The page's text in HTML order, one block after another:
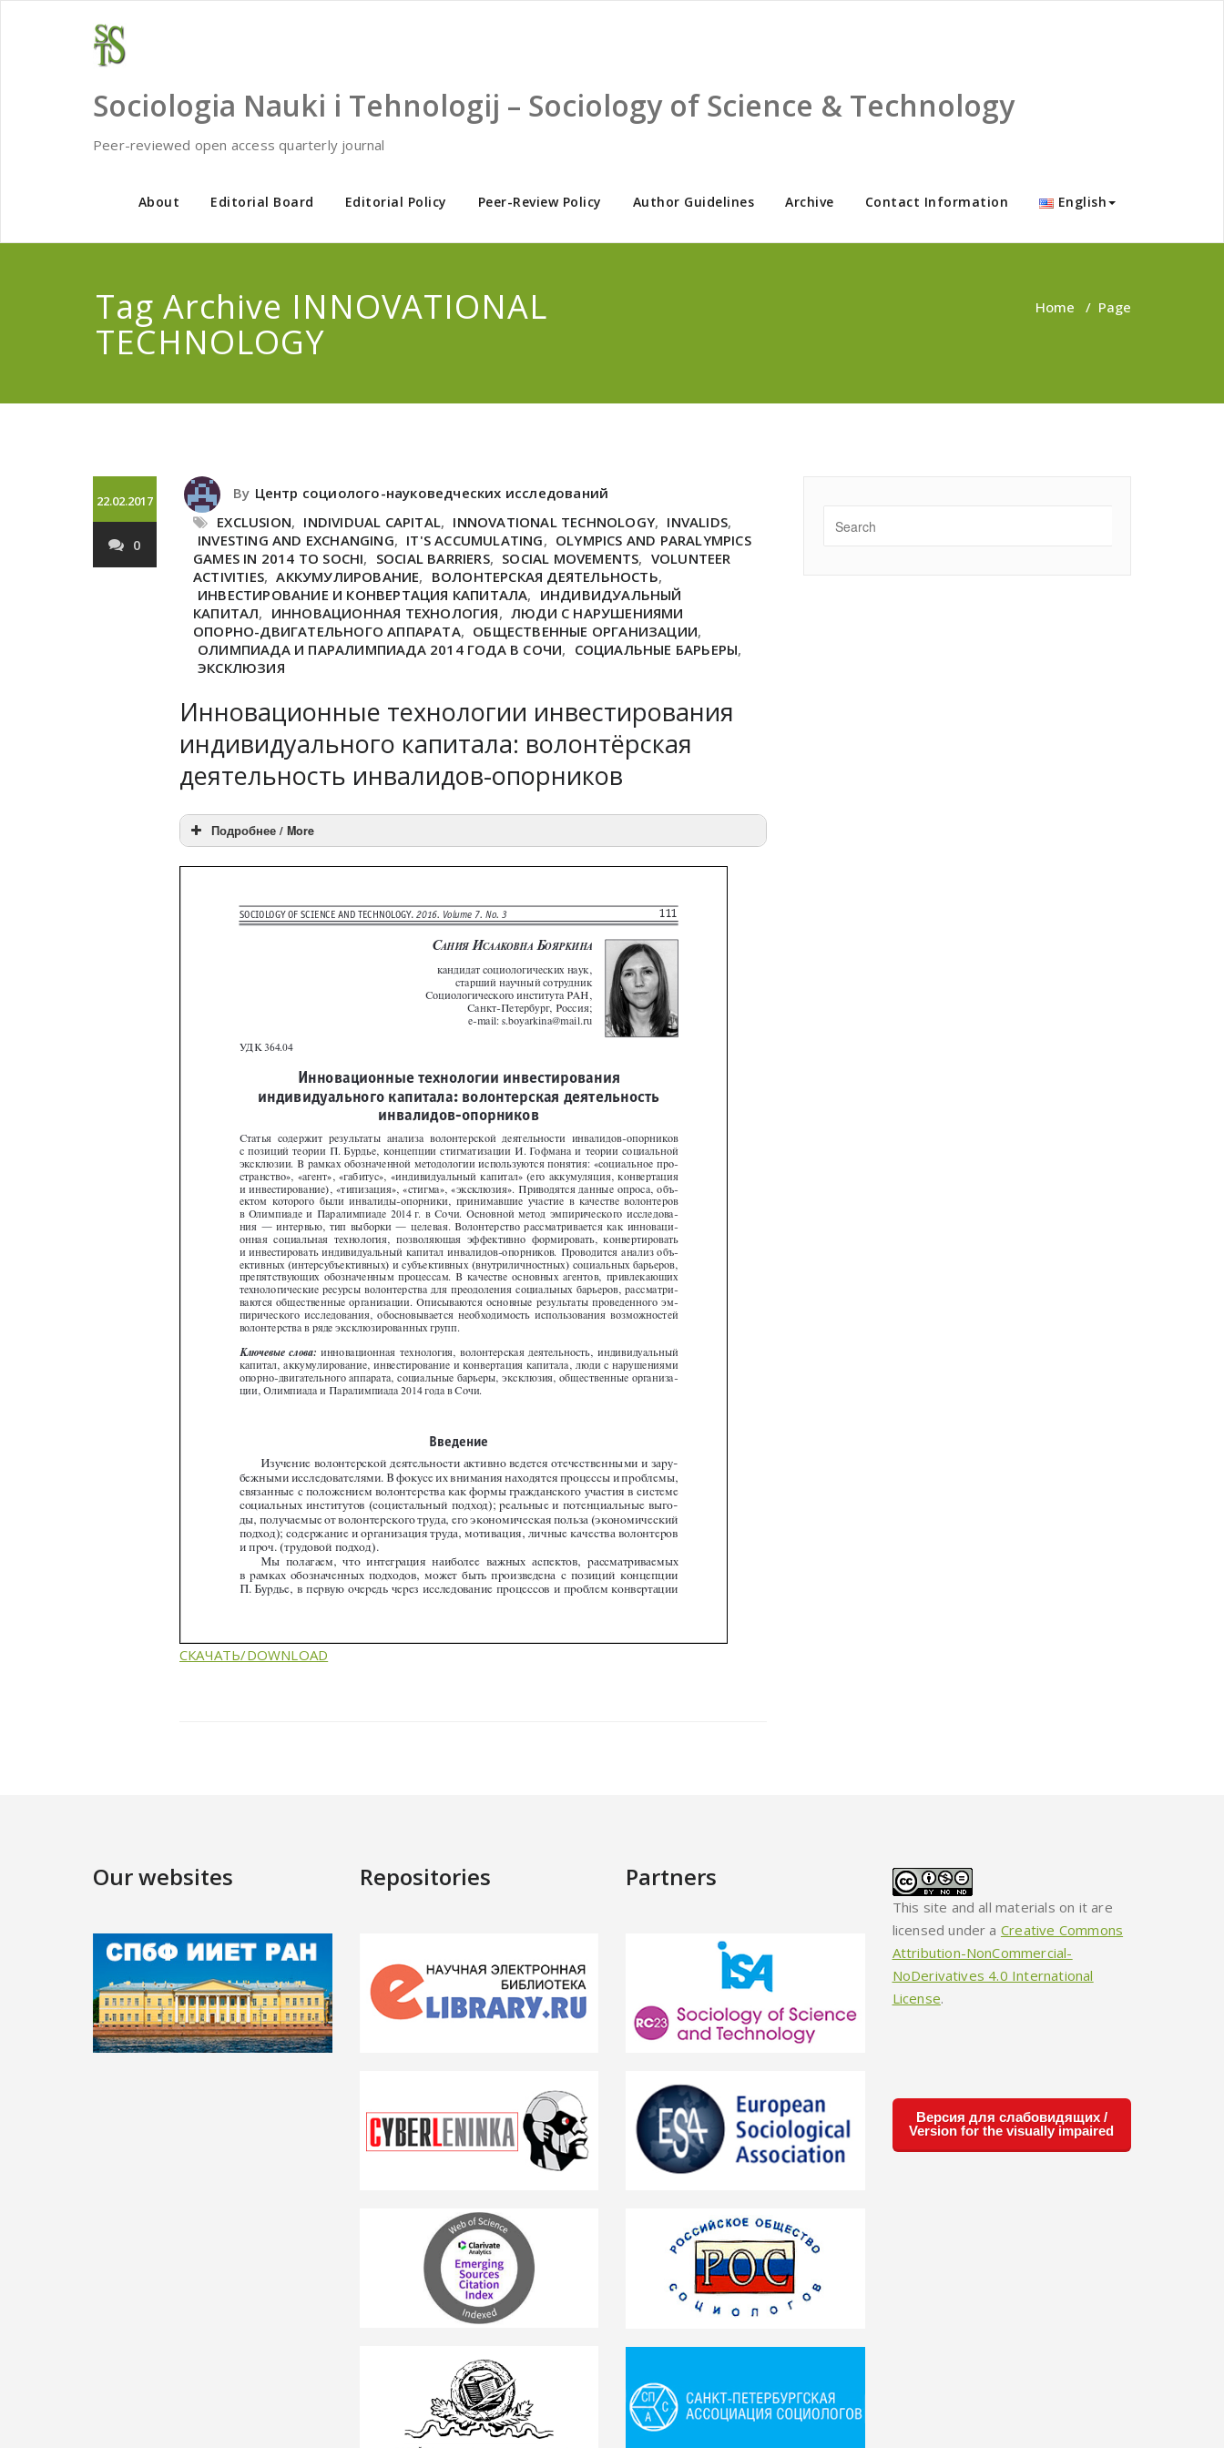
Sociologia Nauki i Tehnologij – Sociology of Science & Technology
Peer-reviewed open access quarterly journal
About Editorial Board Editorial Policy Peer-Review Policy Author Guidelines Archive Contact Information English
Tag Archive INNOVATIONAL
TECHNOLOGY
Home / Page
22.02.2017
0
By Центр социолого-науковедческих исследований
EXCLUSION, INDIVIDUAL CAPITAL, INNOVATIONAL TECHNOLOGY, INVALIDS,
INVESTING AND EXCHANGING, IT'S ACCUMULATING, OLYMPICS AND PARALYMPICS
GAMES IN 2014 TO SOCHI, SOCIAL BARRIERS, SOCIAL MOVEMENTS, VOLUNTEER
ACTIVITIES, АККУМУЛИРОВАНИЕ, ВОЛОНТЕРСКАЯ ДЕЯТЕЛЬНОСТЬ,
ИНВЕСТИРОВАНИЕ И КОНВЕРТАЦИЯ КАПИТАЛА, ИНДИВИДУАЛЬНЫЙ
КАПИТАЛ, ИННОВАЦИОННАЯ ТЕХНОЛОГИЯ, ЛЮДИ С НАРУШЕНИЯМИ
ОПОРНО-ДВИГАТЕЛЬНОГО АППАРАТА, ОБЩЕСТВЕННЫЕ ОРГАНИЗАЦИИ,
ОЛИМПИАДА И ПАРАЛИМПИАДА 2014 ГОДА В СОЧИ, СОЦИАЛЬНЫЕ БАРЬЕРЫ,
ЭКСКЛЮЗИЯ
Инновационные технологии инвестирования
индивидуального капитала: волонтёрская
деятельность инвалидов-опорников
Подробнее / More
СКАЧАТЬ/DOWNLOAD
Our websites Repositories Partners
This site and all materials on it are
licensed under a Creative Commons
Attribution-NonCommercial-
NoDerivatives 4.0 International
License.
Версия для слабовидящих /
Version for the visually impaired